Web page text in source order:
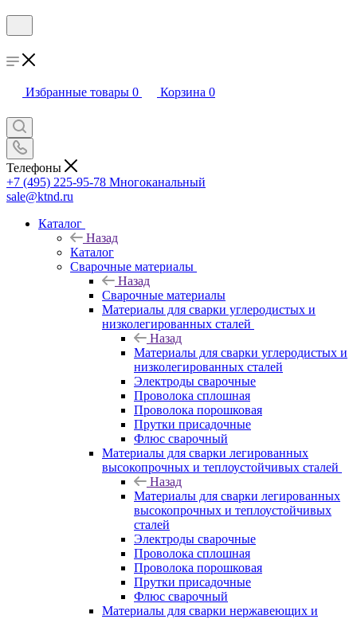
Избранные товары 0 Корзина 0
Телефоны
+7 (495) 225-95-78 Многоканальный
sale@ktnd.ru
Каталог
Назад
Каталог
Сварочные материалы
Назад
Сварочные материалы
Материалы для сварки углеродистых и
низколегированных сталей
Назад
Материалы для сварки углеродистых и
низколегированных сталей
Электроды сварочные
Проволока сплошная
Проволока порошковая
Прутки присадочные
Флюс сварочный
Материалы для сварки легированных
высокопрочных и теплоустойчивых сталей
Назад
Материалы для сварки легированных
высокопрочных и теплоустойчивых
сталей
Электроды сварочные
Проволока сплошная
Проволока порошковая
Прутки присадочные
Флюс сварочный
Материалы для сварки нержавеющих и